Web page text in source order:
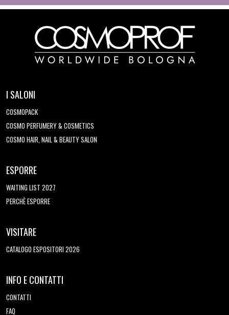
I SALONI
COSMOPACK
COSMO PERFUMERY & COSMETICS
COSMO HAIR, NAIL & BEAUTY SALON
ESPORRE
WAITING LIST 2027
PERCHÈ ESPORRE
VISITARE
CATALOGO ESPOSITORI 2026
INFO E CONTATTI
CONTATTI
FAQ